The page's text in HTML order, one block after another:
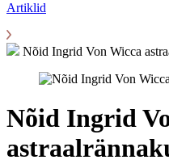
Artiklid
Nõid Ingrid Von Wicca
Nõid Ingrid